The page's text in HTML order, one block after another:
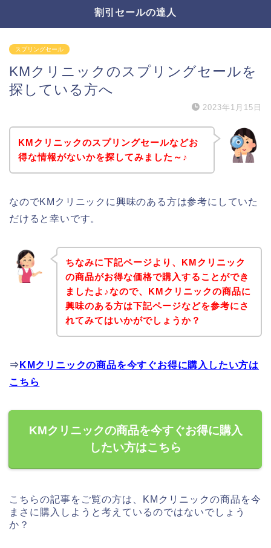
割引セールの達人
スプリングセール
KMクリニックのスプリングセールを
探している方へ
2023年1月15日
KMクリニックのスプリングセールなどお
得な情報がないかを探してみました～♪
なのでKMクリニックに興味のある方は参考にしていた
だけると幸いです。
ちなみに下記ページより、KMクリニック
の商品がお得な価格で購入することができ
ましたよ♪なので、KMクリニックの商品に
興味のある方は下記ページなどを参考にさ
れてみてはいかがでしょうか？
⇒ KMクリニックの商品を今すぐお得に購入したい方は
こちら
KMクリニックの商品を今すぐお得に購入
したい方はこちら
こちらの記事をご覧の方は、KMクリニックの商品を今
まさに購入しようと考えているのではないでしょう
か？